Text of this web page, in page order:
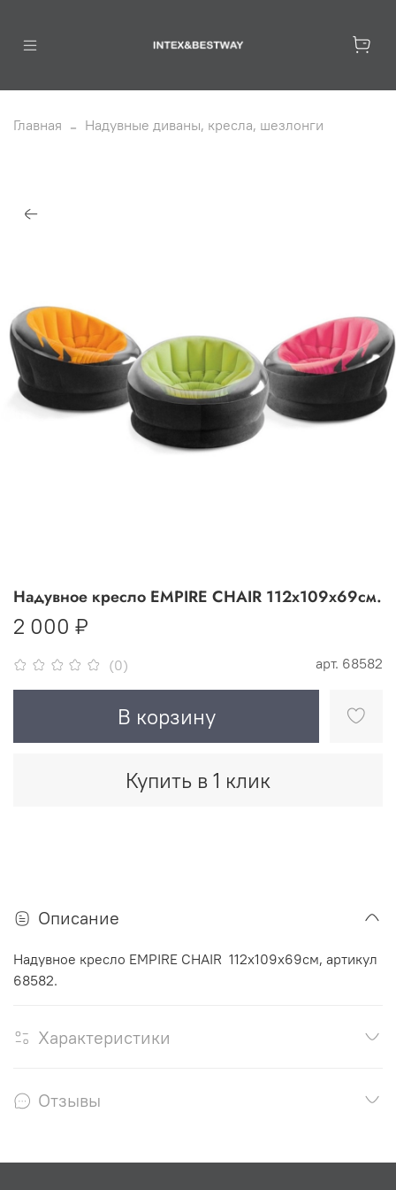
Главная Надувные диваны, кресла, шезлонги
(0) арт. 68582
Надувное кресло EMPIRE CHAIR 112х109х69см.
2 000 ₽
В корзину
Купить в 1 клик
Описание
Надувное кресло EMPIRE CHAIR 112х109х69см, артикул
68582.
Характеристики
Отзывы